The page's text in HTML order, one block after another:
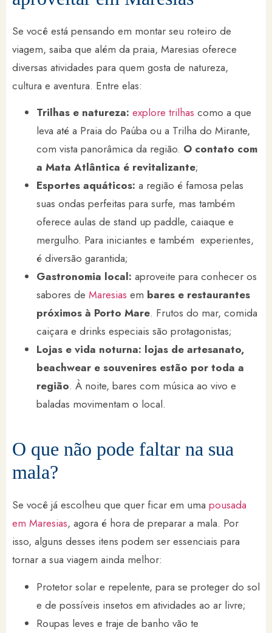
Se você está pensando em montar seu roteiro de
viagem, saiba que além da praia, Maresias oferece
diversas atividades para quem gosta de natureza,
cultura e aventura. Entre elas:
Trilhas e natureza: explore trilhas como a que
leva até a Praia do Paúba ou a Trilha do Mirante,
com vista panorâmica da região. O contato com
a Mata Atlântica é revitalizante;
Esportes aquáticos: a região é famosa pelas
suas ondas perfeitas para surfe, mas também
oferece aulas de stand up paddle, caiaque e
mergulho. Para iniciantes e também experientes,
é diversão garantida;
Gastronomia local: aproveite para conhecer os
sabores de Maresias em bares e restaurantes
próximos à Porto Mare. Frutos do mar, comida
caiçara e drinks especiais são protagonistas;
Lojas e vida noturna: lojas de artesanato,
beachwear e souvenires estão por toda a
região. À noite, bares com música ao vivo e
baladas movimentam o local.
O que não pode faltar na sua
mala?
Se você já escolheu que quer ficar em uma pousada
em Maresias, agora é hora de preparar a mala. Por
isso, alguns desses itens podem ser essenciais para
tornar a sua viagem ainda melhor:
Protetor solar e repelente, para se proteger do sol
e de possíveis insetos em atividades ao ar livre;
Roupas leves e traje de banho vão te